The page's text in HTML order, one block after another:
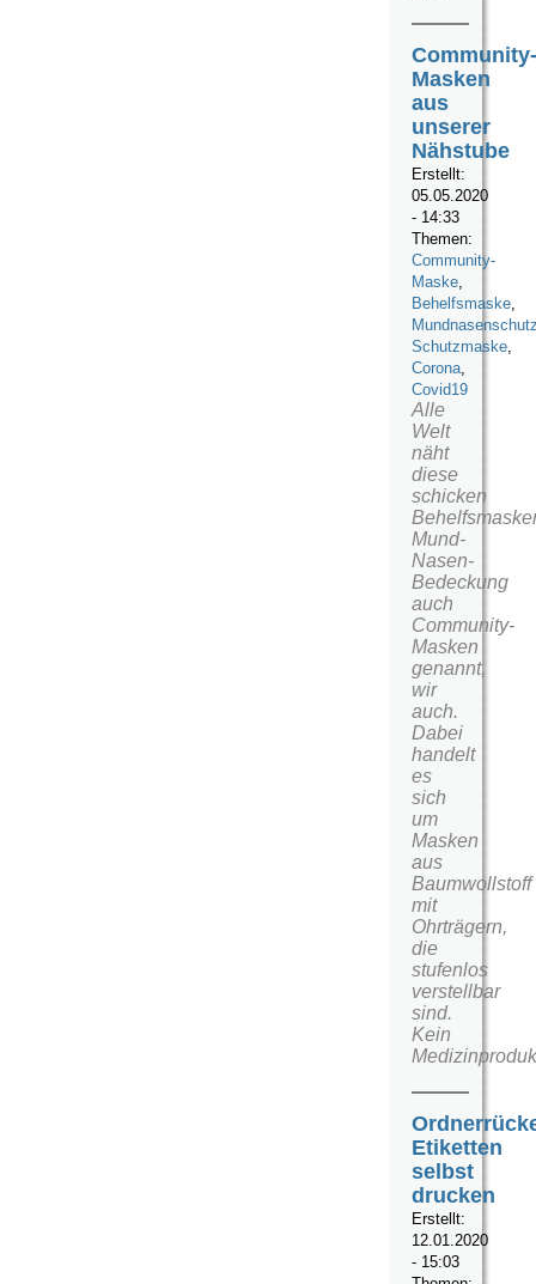
Community-
Masken
aus
unserer
Nähstube
Erstellt:
05.05.2020
- 14:33
Themen:
Community-
Maske,
Behelfsmaske,
Schutzmaske,
Corona,
Covid19
Alle
Welt
näht
diese
schicken
Mund-
Nasen-
Bedeckung
auch
Community-
Masken
genannt,
wir
auch.
Dabei
handelt
es
sich
um
Masken
aus
Baumwollstoff
mit
Ohrträgern,
die
stufenlos
verstellbar
sind.
Kein
Etiketten
selbst
drucken
Erstellt:
12.01.2020
- 15:03